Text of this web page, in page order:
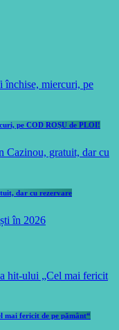
pe COD ROȘU de PLOI!
dar cu rezervare
mai fericit de pe pământ“